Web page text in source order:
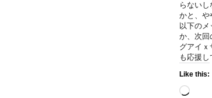
らない
かと、や
以下の
か、次回
グアイ
も応援
Like this: